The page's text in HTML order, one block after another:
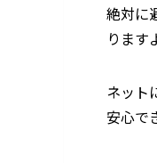
絶対に
ります
ネット
安心で